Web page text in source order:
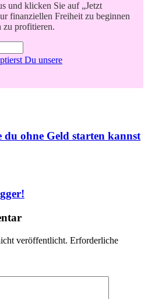
und klicken Sie auf „Jetzt
finanziellen Freiheit zu beginnen
zu profitieren.
Du unsere
du ohne Geld starten kannst
veröffentlicht. Erforderliche